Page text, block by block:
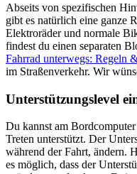
Abseits von spezifischen
gibt es natürlich eine ganze
Elektroräder und normale
findest du einen separaten
Fahrrad unterwegs: Regeln
im Straßenverkehr. Wir
Unterstützungslevel
Du kannst am
Treten unterstützt. Der
während der Fahrt, ändern.
es möglich, dass der